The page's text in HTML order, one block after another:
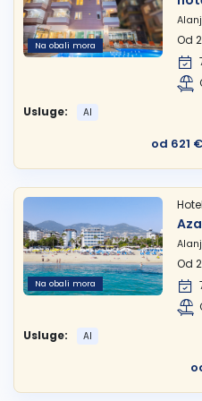
Na obali mora
Od
Usluge:
AI
od 621 €
Na obali mora
Od
Usluge:
AI